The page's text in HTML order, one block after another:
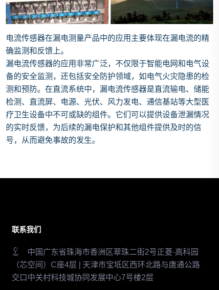
电流传感器在漏电测量产品中的应用主要体现在漏电流的精
确监测和反馈上。
漏电流传感器的应用非常广泛，不仅限于智能电网和电气设
备的安全监测，还包括安全防护领域，如电气火灾隐患的检
测和预防。在直流系统中，漏电流传感器是直流输电、储能
检测、直流屏、电源、光伏、风力发电、通信基站等大型医
疗卫生设备中不可或缺的组件。它们可以提供设备泄漏情况
的实时反馈，为后续的漏电保护和其他组件提供及时的信
号，从而避免事故的发生。
联系我们
中国广东省珠海市香洲区翠珠二街2号正菱·高科园
（芯空间）C座4层 | 天津市宝坻区西环北路与唐通公路
交口中关村科技城协同发展中心7号楼2层